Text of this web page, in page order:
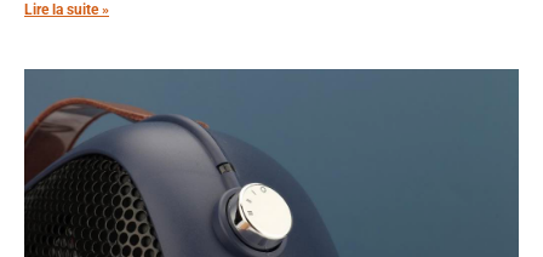
Lire la suite »